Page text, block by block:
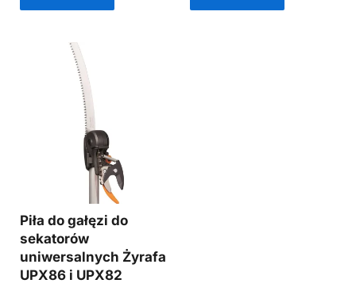
Piła do gałęzi do
sekatorów
uniwersalnych Żyrafa
UPX86 i UPX82